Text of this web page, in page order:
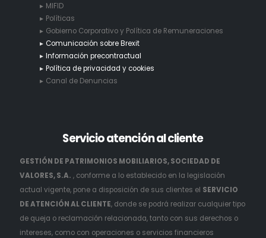
MIFID
Políticas
Gobierno Corporativo y Política de Remuneraciones
Comunicación sobre Brexit
Información precontractual
Política de privacidad y cookies
Canal de Denuncias
Servicioatención al cliente
GESTIÓN DE PATRIMONIOS MOBILIARIOS, SOCIEDAD DE
VALORES, S.A. , conforme a lo establecido en la legislación
actual vigente, pone a disposición de sus clientes el SERVICIO
DE ATENCIÓN AL CLIENTE, donde se podrá realizar cualquier tipo
de queja o reclamación relacionada, tanto con sus derechos o
intereses, como con operaciones o servicios financieros